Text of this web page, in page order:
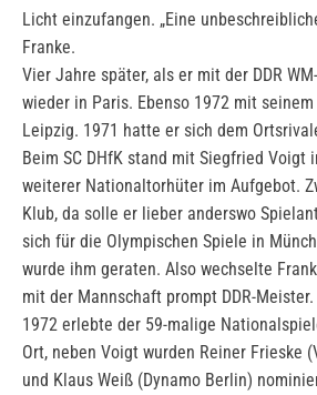
Licht einzufangen. „Eine
Franke.
Vier Jahre später, als er mit der DDR
wieder in Paris. Ebenso 1972 mit seinem
Leipzig. 1971 hatte er sich dem
Beim SC DHfK stand mit Siegfried Voigt
weiterer Nationaltorhüter im Aufgebot.
Klub, da solle er lieber anderswo
sich für die Olympischen Spiele in
wurde ihm geraten. Also wechselte
mit der Mannschaft prompt DDR-
1972 erlebte der 59-malige
Ort, neben Voigt wurden Reiner Frieske
und Klaus Weiß (Dynamo Berlin)